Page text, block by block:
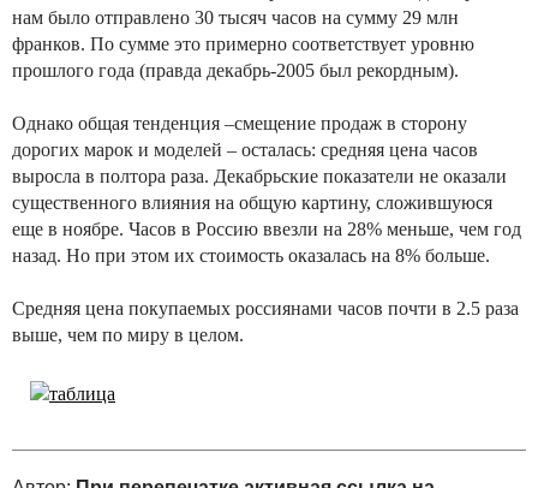
нам было отправлено 30 тысяч часов на сумму 29 млн
франков. По сумме это примерно соответствует уровню
прошлого года (правда декабрь-2005 был рекордным).
Однако общая тенденция –смещение продаж в сторону
дорогих марок и моделей – осталась: средняя цена часов
выросла в полтора раза. Декабрьские показатели не оказали
существенного влияния на общую картину, сложившуюся
еще в ноябре. Часов в Россию ввезли на 28% меньше, чем год
назад. Но при этом их стоимость оказалась на 8% больше.
Средняя цена покупаемых россиянами часов почти в 2.5 раза
выше, чем по миру в целом.